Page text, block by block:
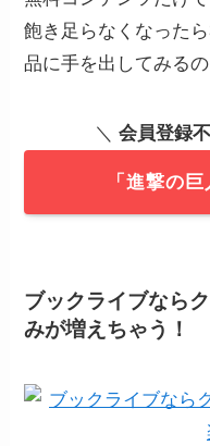
飽き足らなくなった
品に手を出してみる
＼ 会員登録
「進撃の
ブックライブなら
みが増えちゃう！